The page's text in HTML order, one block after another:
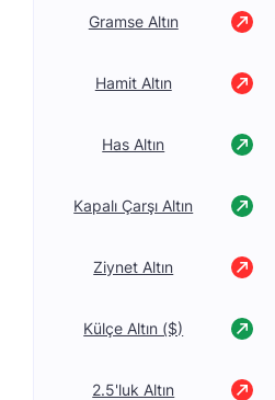
Gramse Altın
Hamit Altın
Has Altın
Kapalı Çarşı Altın
Ziynet Altın
Külçe Altın ($)
2.5'luk Altın